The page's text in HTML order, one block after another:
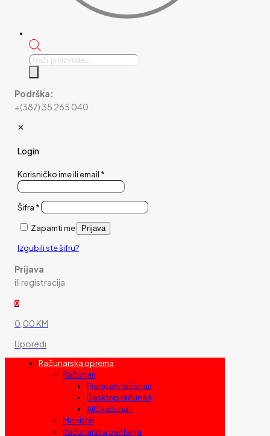
Products
Podrška:
+(387) 35 265 040
✕
Login
Korisničko ime ili email *
Šifra *
Zapamti me Prijava
Izgubili ste šifru?
Prijava
ili registracija
0
0,00 KM
Uporedi
Računarska oprema
Računari
Prenosni računari
Desktop računari
AIO računari
Monitori
Računarska periferija